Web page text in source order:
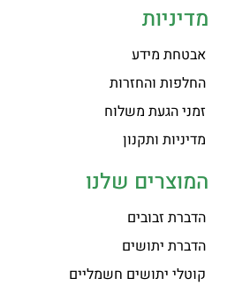
מדיניות
אבטחת מידע
החלפות והחזרות
זמני הגעת משלוח
מדיניות ותקנון
המוצרים שלנו
הדברת זבובים
הדברת יתושים
קוטלי יתושים חשמליים